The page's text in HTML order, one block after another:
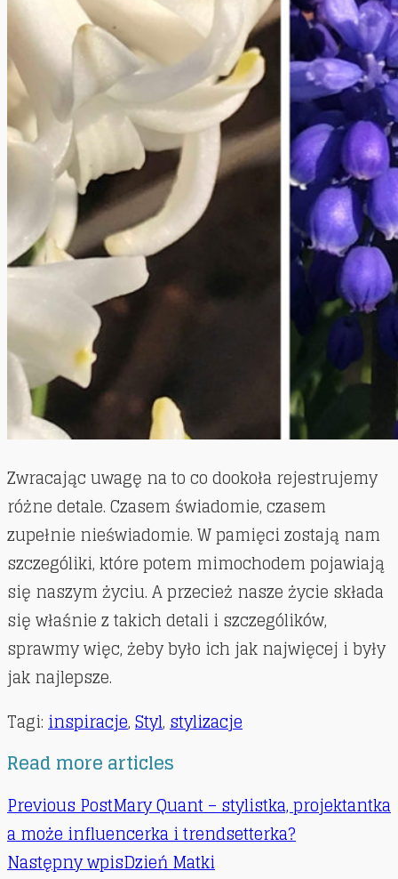
Zwracając uwagę na to co dookoła rejestrujemy
różne detale. Czasem świadomie, czasem
zupełnie nieświadomie. W pamięci zostają nam
szczególiki, które potem mimochodem pojawiają
się naszym życiu. A przecież nasze życie składa
się właśnie z takich detali i szczególików,
sprawmy więc, żeby było ich jak najwięcej i były
jak najlepsze.
Tagi:inspiracje,Styl,stylizacje
Read more articles
Previous PostMary Quant – stylistka, projektantka
a może influencerka i trendsetterka?
Następny wpisDzień Matki